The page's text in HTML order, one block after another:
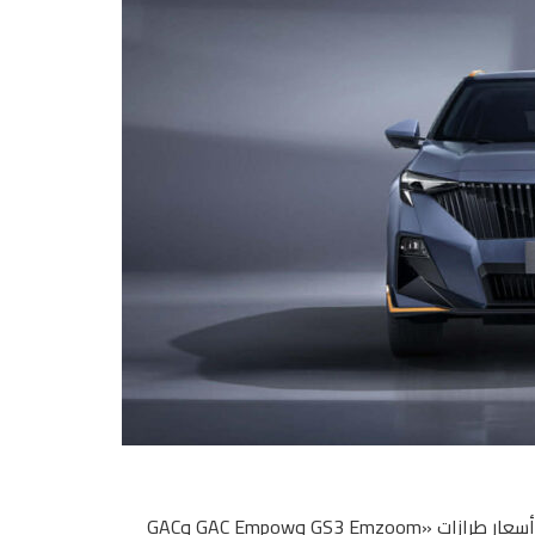
أعلنت شركة جميل موتورز، وكيل علامة GAC فى مصر، عن زيادة أسعار طرازات «GS3 Emzoom وGAC Empow وGAC